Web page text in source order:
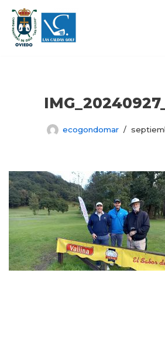
Saltar
al
ecogondomar